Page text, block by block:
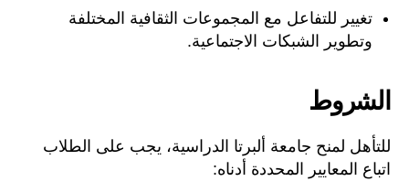
تغيير للتفاعل مع المجموعات الثقافية المختلفة
وتطوير الشبكات الاجتماعية.
الشروط
للتأهل لمنح جامعة ألبرتا الدراسية، يجب على الطلاب
اتباع المعايير المحددة أدناه: